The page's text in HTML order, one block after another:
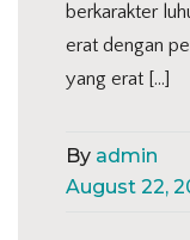
berkarakter
erat dengan
yang erat […]
By admin
August 22,